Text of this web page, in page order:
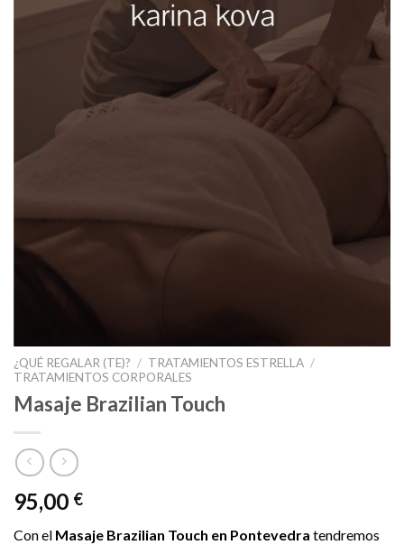
¿QUÉ REGALAR (TE)? / TRATAMIENTOS ESTRELLA /
TRATAMIENTOS CORPORALES
Masaje Brazilian Touch
95,00 €
Con el Masaje Brazilian Touch en Pontevedra tendremos